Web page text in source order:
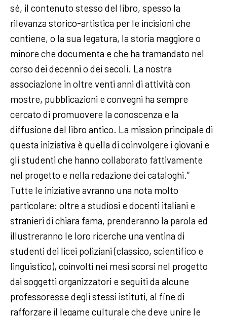
sé, il contenuto stesso del libro, spesso la
rilevanza storico-artistica per le incisioni che
contiene, o la sua legatura, la storia maggiore o
minore che documenta e che ha tramandato nel
corso dei decenni o dei secoli. La nostra
associazione in oltre venti anni di attività con
mostre, pubblicazioni e convegni ha sempre
cercato di promuovere la conoscenza e la
diffusione del libro antico. La mission principale di
questa iniziativa è quella di coinvolgere i giovani e
gli studenti che hanno collaborato fattivamente
nel progetto e nella redazione dei cataloghi.”
Tutte le iniziative avranno una nota molto
particolare: oltre a studiosi e docenti italiani e
stranieri di chiara fama, prenderanno la parola ed
illustreranno le loro ricerche una ventina di
studenti dei licei poliziani (classico, scientifico e
linguistico), coinvolti nei mesi scorsi nel progetto
dai soggetti organizzatori e seguiti da alcune
professoresse degli stessi istituti, al fine di
rafforzare il legame culturale che deve unire le